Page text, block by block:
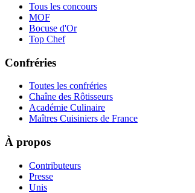
Tous les concours
MOF
Bocuse d'Or
Top Chef
Confréries
Toutes les confréries
Chaîne des Rôtisseurs
Académie Culinaire
Maîtres Cuisiniers de France
À propos
Contributeurs
Presse
Unis